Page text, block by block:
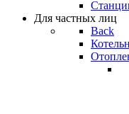
Для частных лиц
Back